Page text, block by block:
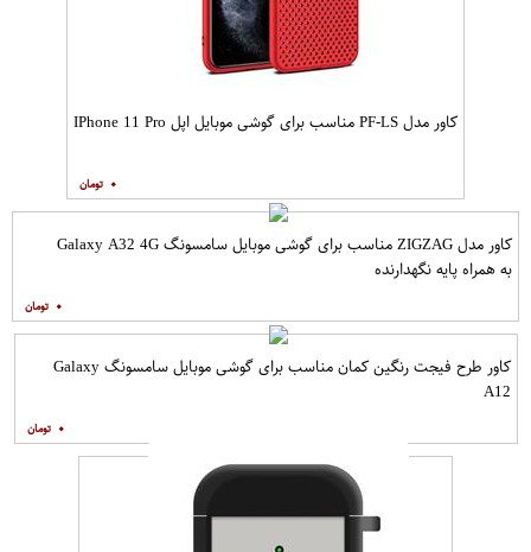
کاور مدل PF-LS مناسب برای گوشی موبایل اپل IPhone 11 Pro
۰
کاور مدل ZIGZAG مناسب برای گوشی موبایل سامسونگ Galaxy A32 4G
به همراه پایه نگهدارنده
۰
کاور طرح فیجت رنگین کمان مناسب برای گوشی موبایل سامسونگ Galaxy
A12
۰